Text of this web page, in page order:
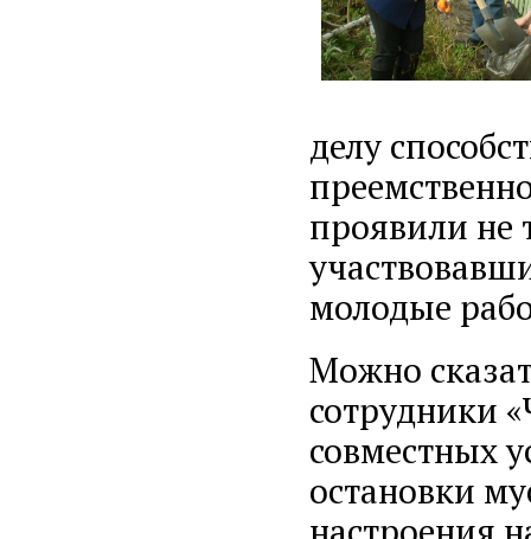
делу
проявили не
молодые
Можно
сотрудники
совместных
остановки